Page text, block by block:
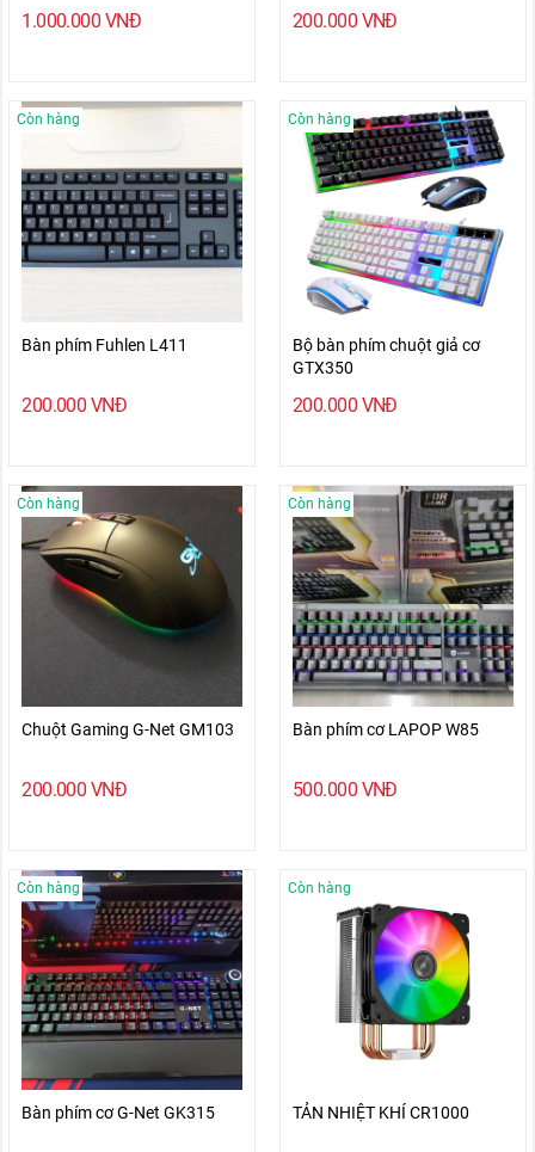
1.000.000 VNĐ 200.000 VNĐ
Bàn phím Fuhlen L411
Còn hàng
200.000 VNĐ
Bộ bàn phím chuột giả cơ
GTX350
Còn hàng
200.000 VNĐ
Chuột Gaming G-Net GM103
Còn hàng
200.000 VNĐ
Bàn phím cơ LAPOP W85
Còn hàng
500.000 VNĐ
Bàn phím cơ G-Net GK315
Còn hàng
TẢN NHIỆT KHÍ CR1000
Còn hàng